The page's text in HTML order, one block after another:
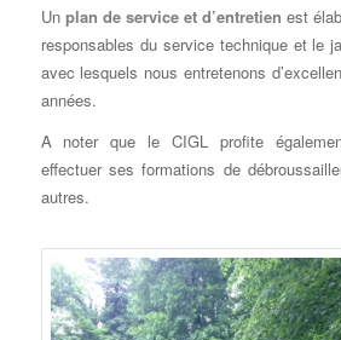
Un plan de service et d’entretien est
responsables du service technique et le
avec lesquels nous entretenons
années.
A noter que le CIGL profite
effectuer ses formations de
autres.